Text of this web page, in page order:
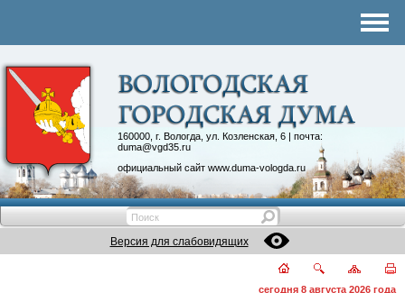
160000, г. Вологда, ул. Козленская, 6 | почта:
duma@vgd35.ru
официальный сайт www.duma-vologda.ru
Контакты
Депутатские объединения
Версия для слабовидящих
сегодня 8 августа 2026 года